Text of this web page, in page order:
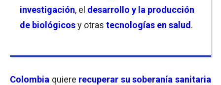
investigación, el desarrollo y la producción
de biológicosy otras tecnologías en salud .
Colombia quiere recuperar su soberanía sanitaria